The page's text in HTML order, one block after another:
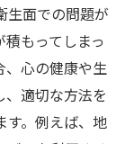
生面での問題が
もってしまっ
、心の健康や生
適切な方法を
す。例えば、地